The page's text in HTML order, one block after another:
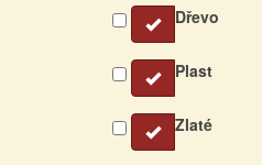
Dřevo
Plast
Zlaté